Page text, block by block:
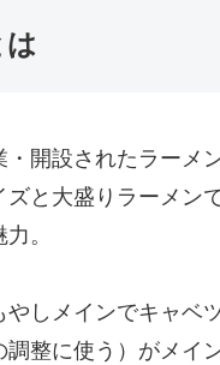
開設されたラーメ
と大盛りラーメン
。
やしメインでキャベ
整に使う）がメイ